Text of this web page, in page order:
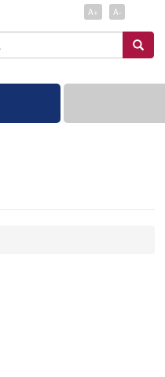
A+ A-
Search